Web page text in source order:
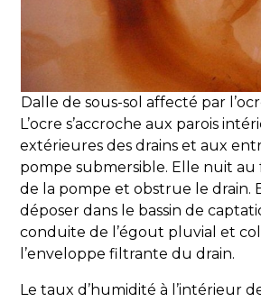
Dalle de sous-sol affecté par
L’ocre s’accroche aux parois
extérieures des drains et aux
pompe submersible. Elle nuit
de la pompe et obstrue le drain.
déposer dans le bassin de
conduite de l’égout pluvial et
l’enveloppe filtrante du drain.
Le taux d’humidité à l’intérieur